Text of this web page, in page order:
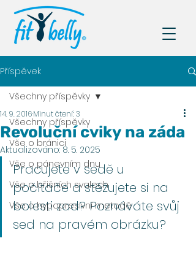
Příspěvek
Všechny příspěvky
Vše o bránici
Vše o pánevním dnu
Vše o břišních svalech
Vše o hypopresivní metodě
Všechny příspěvky
Revoluční cviky na záda
14. 9. 2016Minut čtení: 3
Aktualizováno:8. 5. 2025
Pracujete v sedě u
počítače a stěžujete si na
bolesti zad? Poznáváte svůj
sed na pravém obrázku?